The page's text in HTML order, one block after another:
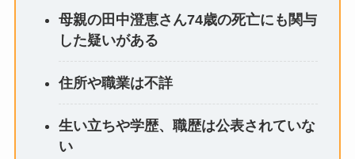
母親の田中澄恵さん74歳の死亡にも関与
した疑いがある
住所や職業は不詳
生い立ちや学歴、職歴は公表されていな
い